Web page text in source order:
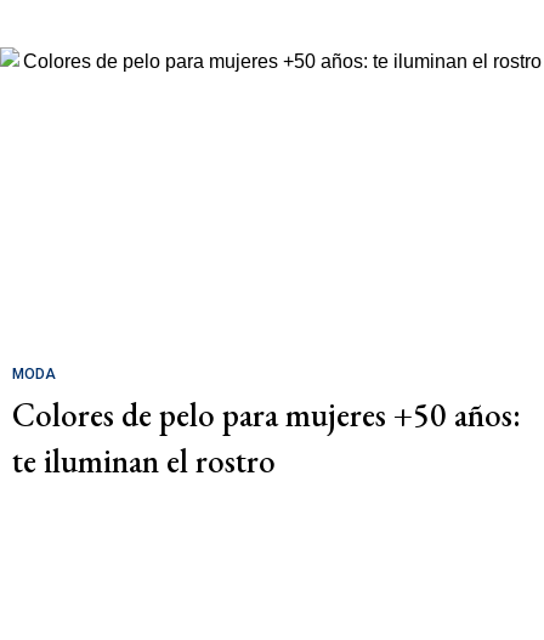
MODA
Colores de pelo para mujeres +50 años:
te iluminan el rostro